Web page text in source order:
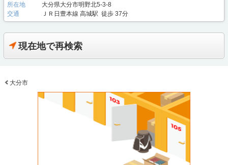
所在地
大分県大分市明野北5-3-8
交通
ＪＲ日豊本線 高城駅 徒歩 37分
現在地で再検索
大分市